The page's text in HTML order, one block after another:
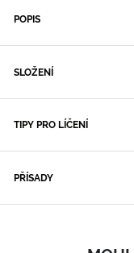
POPIS
SLOŽENÍ
TIPY PRO LÍČENÍ
PŘÍSADY